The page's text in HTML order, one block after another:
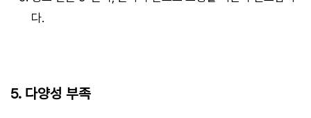
다.
5. 다양성 부족